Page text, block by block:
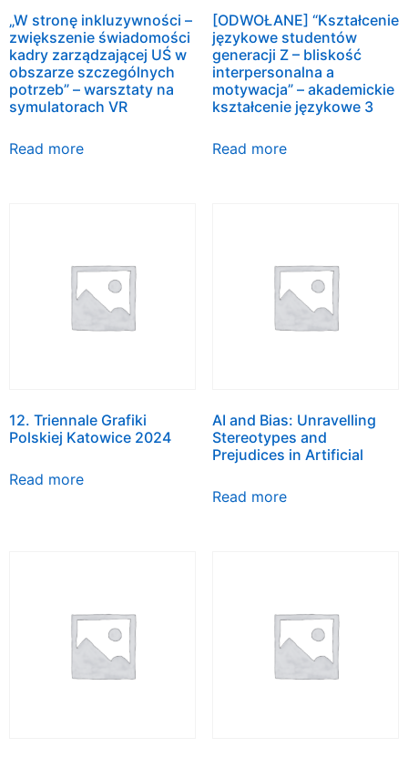
„W stronę inkluzywności –
zwiększenie świadomości
kadry zarządzającej UŚ w
obszarze szczególnych
potrzeb” – warsztaty na
symulatorach VR
Read more
[ODWOŁANE] “Kształcenie
językowe studentów
generacji Z – bliskość
interpersonalna a
motywacja” – akademickie
kształcenie językowe 3
Read more
12. Triennale Grafiki
Polskiej Katowice 2024
Read more
AI and Bias: Unravelling
Stereotypes and
Prejudices in Artificial
Read more